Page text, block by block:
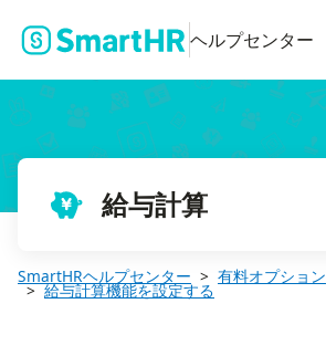
ヘルプセンター
給与計算
SmartHRヘルプセンター 有料オプション
給与計算機能を設定する